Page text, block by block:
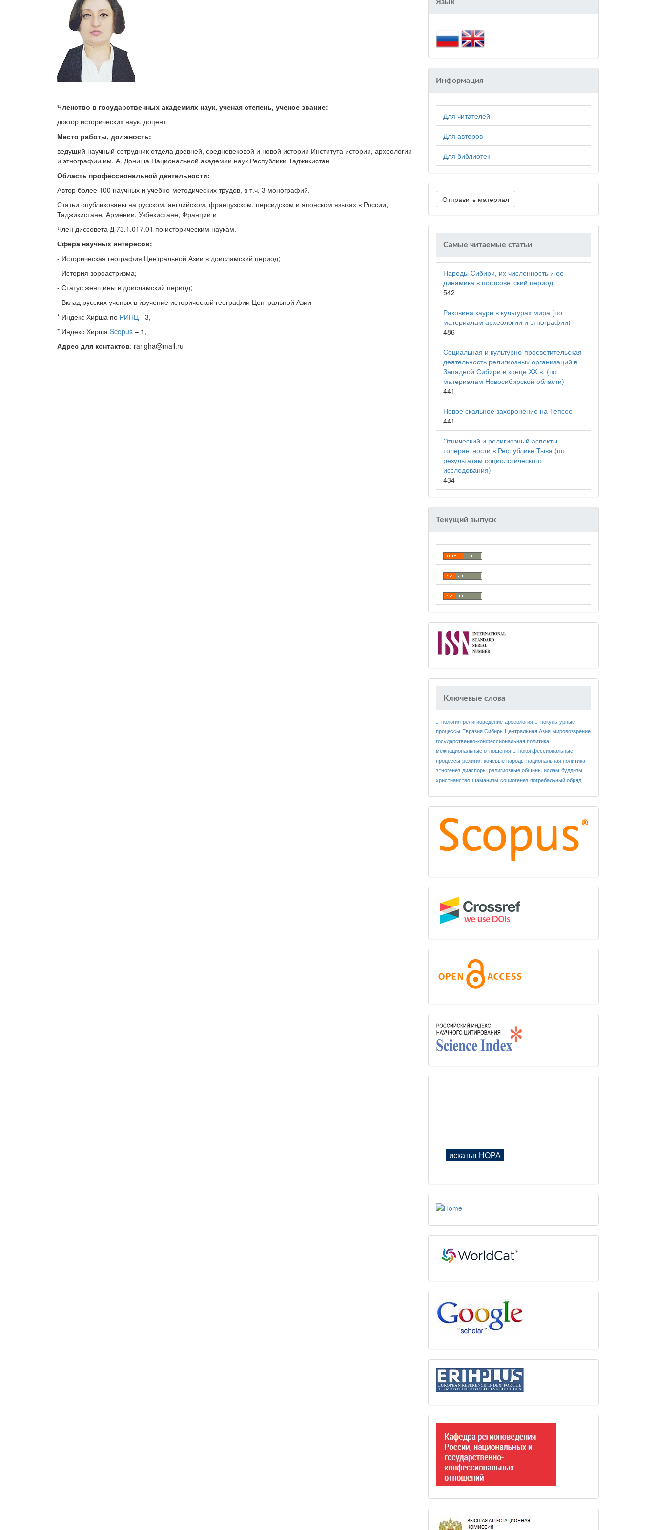
Членство в государственных академиях наук, ученая степень, ученое звание:
доктор исторических наук, доцент
Место работы, должность:
ведущий научный сотрудник отдела древней, средневековой и новой истории Института истории, археологии
и этнографии им. А. Дониша Национальной академии наук Республики Таджикистан
Область профессиональной деятельности:
Автор более 100 научных и учебно-методических трудов, в т.ч. 3 монографий.
Статьи опубликованы на русском, английском, французском, персидском и японском языках в России,
Таджикистане, Армении, Узбекистане, Франции и
Член диссовета Д 73.1.017.01 по историческим наукам.
Сфера научных интересов:
- Историческая география Центральной Азии в доисламский период;
- История зороастризма;
- Статус женщины в доисламский период;
- Вклад русских ученых в изучение исторической географии Центральной Азии
* Индекс Хирша по РИНЦ - 3,
* Индекс Хирша Scopus – 1,
Адрес для контактов: rangha@mail.ru
Язык
Информация
Для читателей
Для авторов
Для библиотек
Отправить материал
Самые читаемые статьи
Народы Сибири, их численность и ее
динамика в постсоветский период
542
Раковина каури в культурах мира (по
материалам археологии и этнографии)
486
Социальная и культурно-просветительская
деятельность религиозных организаций в
Западной Сибири в конце XX в. (по
материалам Новосибирской области)
441
Новое скальное захоронение на Тепсее
441
Этнический и религиозный аспекты
толерантности в Республике Тыва (по
результатам социологического
исследования)
434
Текущий выпуск
Ключевые слова
этнология религиоведение археология этнокультурные
процессы ЕвразияСибирь Центральная Азия мировоззрение
государственно-конфессиональная политика
межнациональные отношения этноконфессиональные
процессы религия кочевые народынациональная политика
этногенез диаспоры религиозные общины ислам буддизм
христианство шаманизм социогенез погребальный обряд